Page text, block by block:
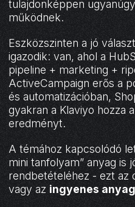
tulajdonképpen
működnek.
Eszközszinten a jó
igazodik: van, ahol a
pipeline + marketing +
ActiveCampaign erős a
és automatizációban,
gyakran a Klaviyo hozza
eredményt.
A témához kapcsolódó
mini tanfolyam” anyag is
rendbetételéhez - ezt az
vagy az ingyenes